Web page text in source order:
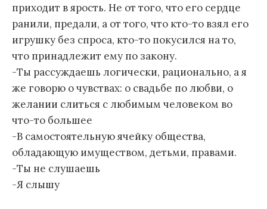
приходит в ярость. Не от того, что его сердце
ранили, предали, а от того, что кто-то взял его
игрушку без спроса, кто-то покусился на то,
что принадлежит ему по закону.
-Ты рассуждаешь логически, рационально, а я
же говорю о чувствах: о свадьбе по любви, о
желании слиться с любимым человеком во
что-то большее
-В самостоятельную ячейку общества,
обладающую имуществом, детьми, правами.
-Ты не слушаешь
-Я слышу